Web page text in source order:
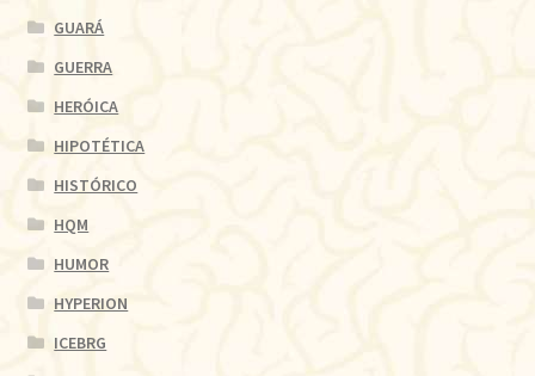
GUARÁ
GUERRA
HERÓICA
HIPOTÉTICA
HISTÓRICO
HQM
HUMOR
HYPERION
ICEBRG